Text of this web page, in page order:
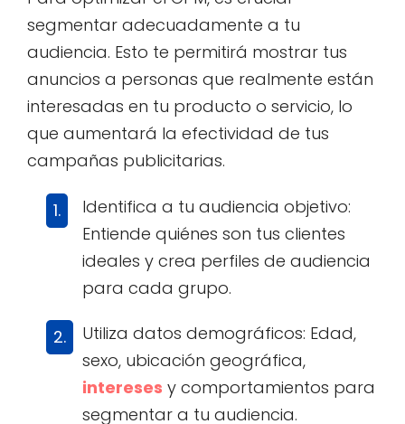
segmentar adecuadamente a tu
audiencia. Esto te permitirá mostrar tus
anuncios a personas que realmente están
interesadas en tu producto o servicio, lo
que aumentará la efectividad de tus
campañas publicitarias.
Identifica a tu audiencia objetivo:
Entiende quiénes son tus clientes
ideales y crea perfiles de audiencia
para cada grupo.
Utiliza datos demográficos: Edad,
sexo, ubicación geográfica,
intereses y comportamientos para
segmentar a tu audiencia.